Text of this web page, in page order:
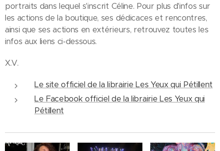
portraits dans lequel s'inscrit Céline. Pour plus d'infos sur
les actions de la boutique, ses dédicaces et rencontres,
ainsi que ses actions en extérieurs, retrouvez toutes les
infos aux liens ci-dessous.
X.V.
Le site officiel de la librairie Les Yeux qui Pétillent
Le Facebook officiel de la librairie Les Yeux qui
Pétillent